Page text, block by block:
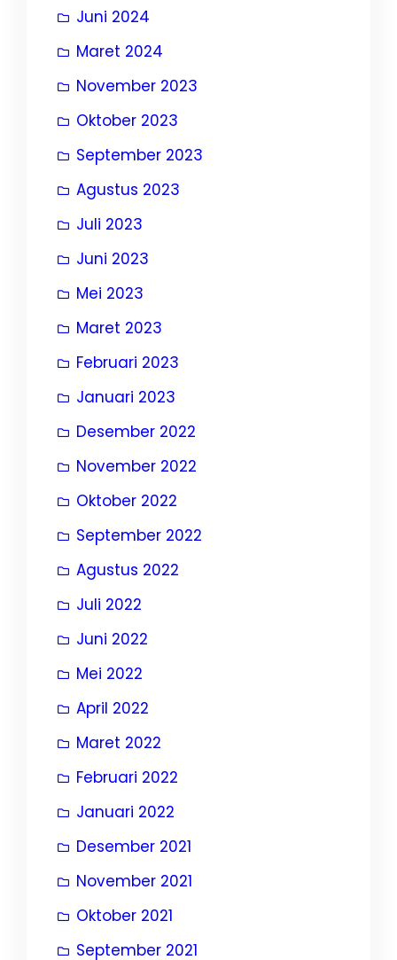
Juni 2024
Maret 2024
November 2023
Oktober 2023
September 2023
Agustus 2023
Juli 2023
Juni 2023
Mei 2023
Maret 2023
Februari 2023
Januari 2023
Desember 2022
November 2022
Oktober 2022
September 2022
Agustus 2022
Juli 2022
Juni 2022
Mei 2022
April 2022
Maret 2022
Februari 2022
Januari 2022
Desember 2021
November 2021
Oktober 2021
September 2021